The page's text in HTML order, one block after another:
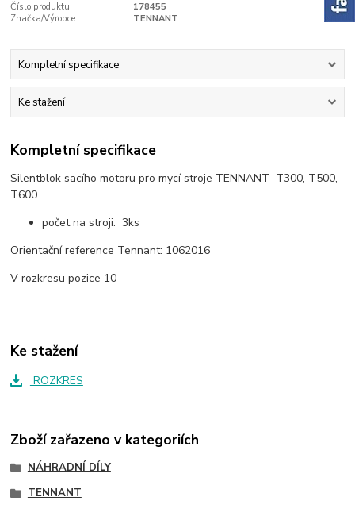
Číslo produktu:
178455
Značka/Výrobce:
TENNANT
Kompletní specifikace
Ke stažení
Kompletní specifikace
Silentblok sacího motoru pro mycí stroje TENNANT T300, T500,
T600.
počet na stroji: 3ks
Orientační reference Tennant: 1062016
V rozkresu pozice 10
Ke stažení
ROZKRES
Zboží zařazeno v kategoriích
NÁHRADNÍ DÍLY
TENNANT